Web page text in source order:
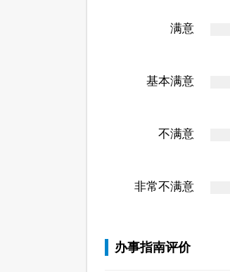
满意
基本满意
不满意
非常不满意
办事指南评价